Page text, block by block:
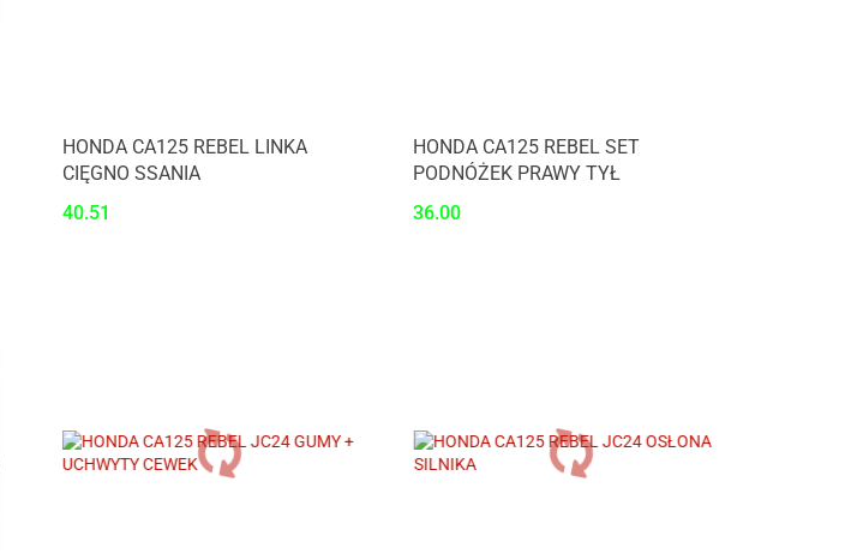
HONDA CA125 REBEL LINKA
CIĘGNO SSANIA
40.51
HONDA CA125 REBEL SET
PODNÓŻEK PRAWY TYŁ
36.00